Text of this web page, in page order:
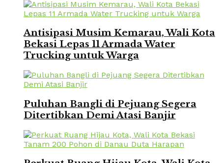
Antisipasi Musim Kemarau, Wali Kota
Bekasi Lepas 11 Armada Water
Trucking untuk Warga
Puluhan Bangli di Pejuang Segera
Ditertibkan Demi Atasi Banjir